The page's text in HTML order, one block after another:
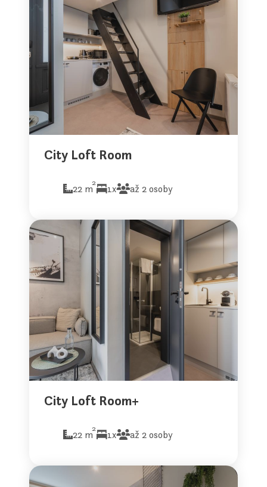
City Loft Room
22 m2 1x až 2 osoby
City Loft Room+
22 m2 1x až 2 osoby